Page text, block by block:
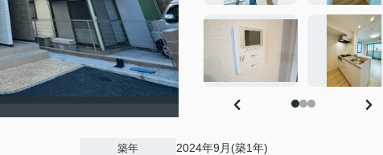
築年 2024年9月(築1年)